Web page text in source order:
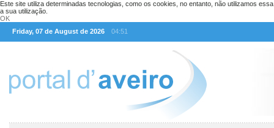
Este site utiliza determinadas tecnologias, como os cookies, no entanto, não utilizamos
a sua utilização.
OK
Friday, 07 de August de 2026
04:51